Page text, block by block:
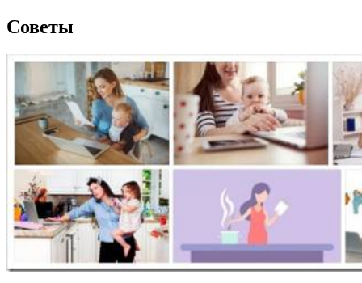
Советы